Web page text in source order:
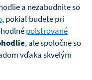
a nezabudnite so
, pokiaľ budete pri
polstrované
, ale spoločne so
vďaka skvelým